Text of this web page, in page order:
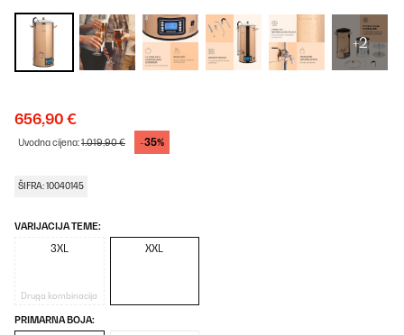
+2
656,90 €
Uvodna cijena:1.019,90 € -35%
ŠIFRA: 10040145
VARIJACIJA TEME:
3XL
Druga kombinacija
XXL
PRIMARNA BOJA: